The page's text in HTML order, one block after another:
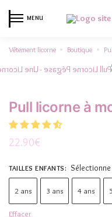
MENU
Vêtement licorne » Boutique »
Pull licorne à
22.90€
TAILLES ENFANTS: Sélectionne
2 ans 3 ans 4 ans
Effacer